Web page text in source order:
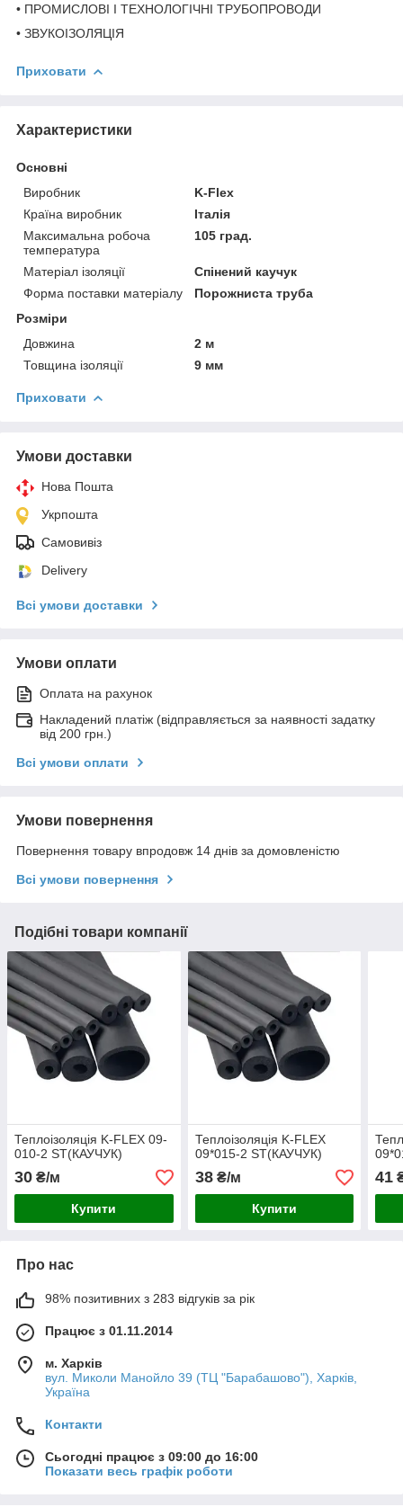
• ПРОМИСЛОВІ І ТЕХНОЛОГІЧНІ ТРУБОПРОВОДИ
• ЗВУКОІЗОЛЯЦІЯ
Приховати
Характеристики
Основні
Виробник
K-Flex
Країна виробник
Італія
Максимальна робоча
температура
105 град.
Матеріал ізоляції
Спінений каучук
Форма поставки матеріалу
Порожниста труба
Розміри
Довжина
2 м
Товщина ізоляції
9 мм
Приховати
Умови доставки
Нова Пошта
Укрпошта
Самовивіз
Delivery
Всі умови доставки
Умови оплати
Оплата на рахунок
Накладений платіж (відправляється за наявності задатку
від 200 грн.)
Всі умови оплати
Умови повернення
Повернення товару впродовж 14 днів за домовленістю
Всі умови повернення
Подібні товари компанії
Теплоізоляція K-FLEX 09-
010-2 ST(КАУЧУК)
30 ₴/м
Купити
Теплоізоляція K-FLEX
09*015-2 ST(КАУЧУК)
38₴/м
Купити
41
Про нас
98% позитивних з 283 відгуків за рік
Працює з 01.11.2014
м. Харків
вул. Миколи Манойло 39 (ТЦ "Барабашово"), Харків,
Україна
Контакти
Сьогодні працює з 09:00 до 16:00
Показати весь графік роботи